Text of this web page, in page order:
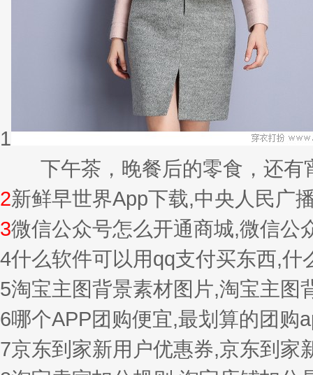
1
下午茶，晚餐后的零食，还有
2新鲜早世界App下载,中央人民广
3微信公众号怎么开通商城,微信公
4什么软件可以用qq支付买东西,什
5淘宝主图背景素材图片,淘宝主图
6哪个APP团购便宜,最划算的团购
7京东到家新用户优惠券,京东到家